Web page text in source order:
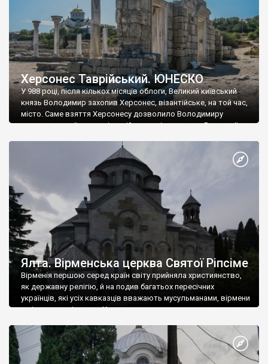
Херсонес Таврійський. ЮНЕСКО
У 988 році, після кількох місяців облоги, Великий київський
князь Володимир захопив Херсонес, візантійське, на той час,
місто. Саме взяття Херсонесу дозволило Володимиру
диктувати свої умови візантійському імператору Василю ІІ, та
Херсонесі Володимир-язичник, став Василем-християнином.
А потім було Хрещення Русі. На честь Херсонесу Таврійського
Ялта. Вірменська церква Святої Ріпсіме
Вірменія першою серед країн світу прийняла християнство,
як державну релігію, й на подив багатьох пересічних
українців, які усіх кавказців вважають мусульманами, вірмени
є відданими вірянами Христа